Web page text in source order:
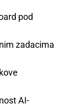
pod
zadacima
AI-